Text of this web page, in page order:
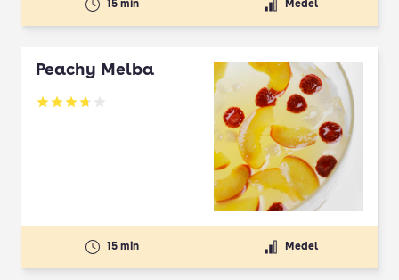
15 min Medel
Peachy Melba
Betyg: 3.75 av 5
15 min Medel